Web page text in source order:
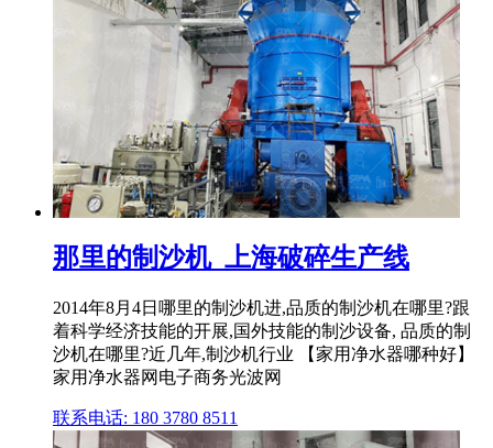
那里的制沙机_上海破碎生产线
2014年8月4日哪里的制沙机进,品质的制沙机在哪里?跟
着科学经济技能的开展,国外技能的制沙设备, 品质的制
沙机在哪里?近几年,制沙机行业 【家用净水器哪种好】
家用净水器网电子商务光波网
联系电话: 180 3780 8511